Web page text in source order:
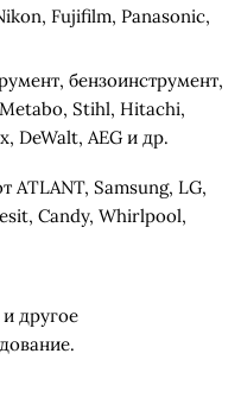
Fujifilm, Panasonic,
бензоинструмент,
Stihl, Hitachi,
DeWalt, AEG и др.
ATLANT, Samsung, LG,
Candy, Whirlpool,
другое